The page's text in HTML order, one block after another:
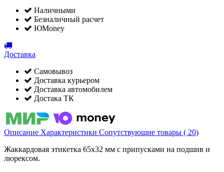
Наличными
Безналичный расчет
ЮMoney
Доставка
Самовывоз
Доставка курьером
Доставка автомобилем
Достака ТК
Описание Характеристики Сопутствующие товары ( 20)
Жаккардовая этикетка 65х32 мм с припусками на подшив и
люрексом.